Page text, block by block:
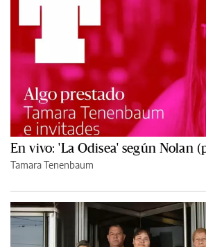
En vivo: 'La Odisea' según Nolan
Tamara Tenenbaum